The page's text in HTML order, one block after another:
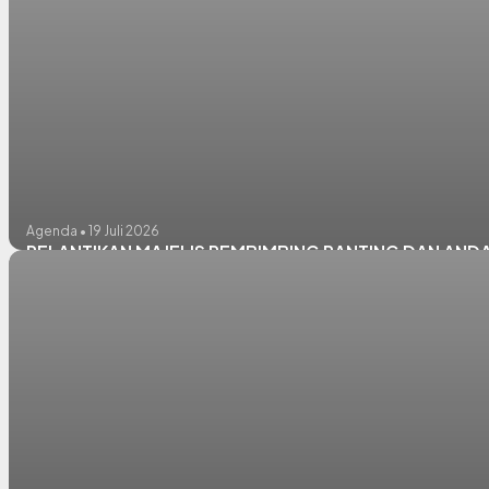
Agenda • 19 Juli 2026
PELANTIKAN MAJELIS PEMBIMBING RANTING DAN